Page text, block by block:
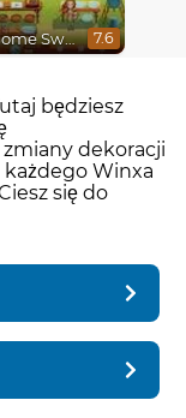
Emily's Home Sweet Home 7.6
będziesz
dekoracji
każdego Winxa
się do